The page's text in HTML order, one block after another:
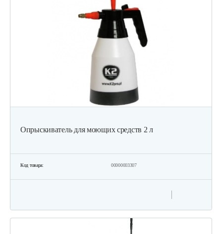
Опрыскиватель для моющих средств 2 л
Код товара: 00000003307